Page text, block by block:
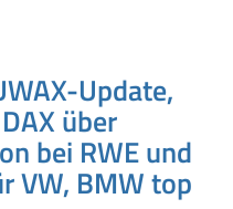
Update,
über
bei RWE und
VW, BMW top